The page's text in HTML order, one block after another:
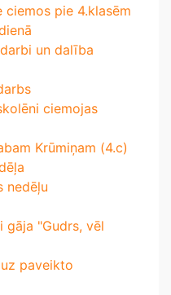
pie 4.klasēm
un dalība
ciemojas
Krūmiņam (4.c)
nedēļu
gāja "Gudrs, vēl
paveikto